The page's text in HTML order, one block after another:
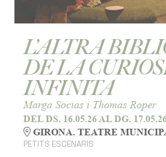
L’ALTRA
DE LA
INFINITA
Marga Socias i Thomas Roper
DEL DS. 16.05.26 AL DG.
GIRONA. TEATRE
PETITS ESCENARIS